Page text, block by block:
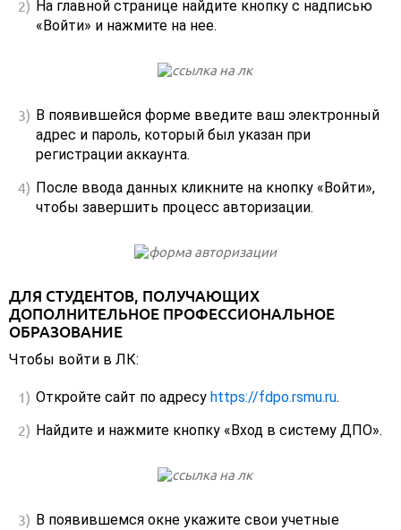
На главной странице найдите кнопку с надписью
«Войти» и нажмите на нее.
В появившейся форме введите ваш электронный
адрес и пароль, который был указан при
регистрации аккаунта.
После ввода данных кликните на кнопку «Войти»,
чтобы завершить процесс авторизации.
ДЛЯ СТУДЕНТОВ, ПОЛУЧАЮЩИХ
ДОПОЛНИТЕЛЬНОЕ ПРОФЕССИОНАЛЬНОЕ
ОБРАЗОВАНИЕ
Чтобы войти в ЛК:
Откройте сайт по адресу https://fdpo.rsmu.ru.
Найдите и нажмите кнопку «Вход в систему ДПО».
В появившемся окне укажите свои учетные